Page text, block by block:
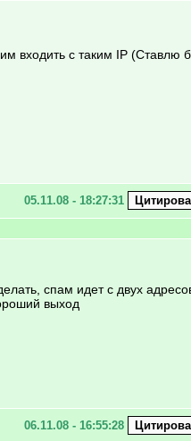
входить с таким IP (Ставлю
05.11.08 - 18:27:31
спам идет с двух
выход
06.11.08 - 16:55:28